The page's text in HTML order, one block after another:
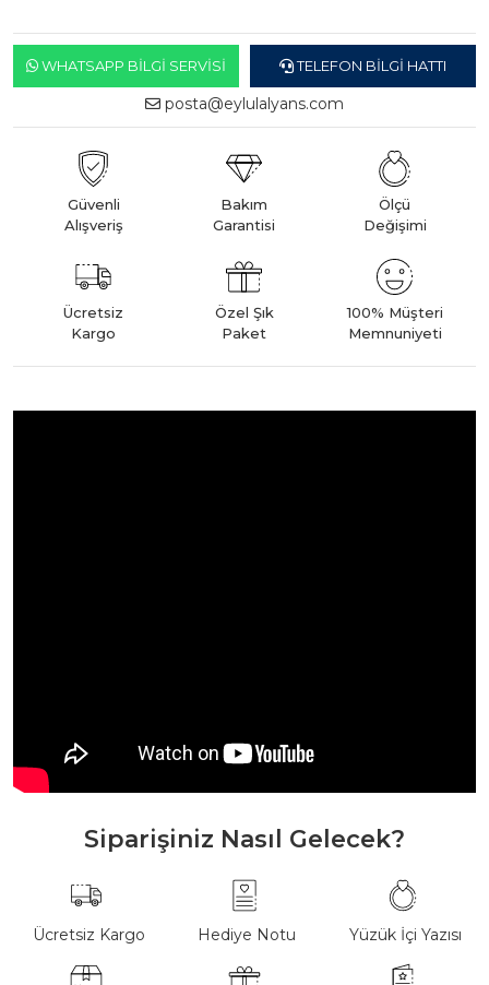
WHATSAPP BILGI SERVISI TELEFON BILGI HATTI
posta@eylulalyans.com
Güvenli
Alışveriş
Bakım
Garantisi
Ölçü
Değişimi
Ücretsiz
Kargo
Özel Şık
Paket
100% Müşteri
Memnuniyeti
Siparişiniz Nasıl Gelecek?
Ücretsiz Kargo Hediye Notu Yüzük İçi Yazısı